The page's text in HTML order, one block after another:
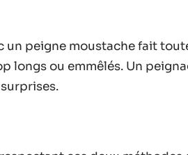
un peigne moustache fait
longs ou emmêlés. Un